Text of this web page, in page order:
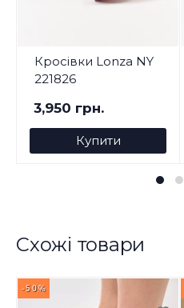
Кросівки Lonza NY
221826
3,950 грн.
Купити
Схожі товари
-50%